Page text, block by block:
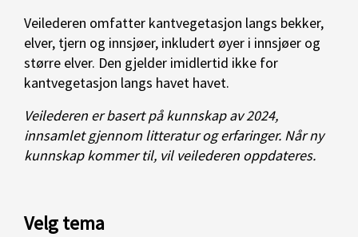
Veilederen omfatter kantvegetasjon langs bekker,
elver, tjern og innsjøer, inkludert øyer i innsjøer og
større elver. Den gjelder imidlertid ikke for
kantvegetasjon langs havet havet.
Veilederen er basert på kunnskap av 2024,
innsamlet gjennom litteratur og erfaringer. Når ny
kunnskap kommer til, vil veilederen oppdateres.
Velg tema